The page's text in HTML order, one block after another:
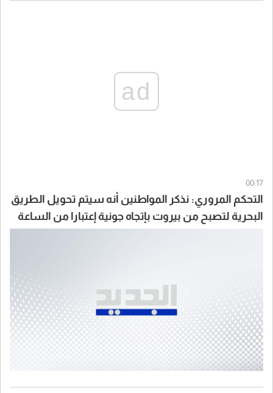
ad
00:17
التحكم المروري: نذكر المواطنين أنه سيتم تحويل الطريق
البحرية لتصبح من بيروت بإتجاه جونية إعتبارا من الساعة